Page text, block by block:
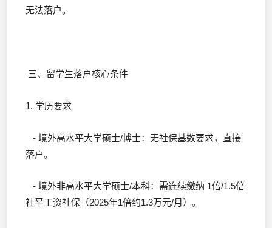
无法落户。
三、留学生落户核心条件
1. 学历要求
- 境外高水平大学硕士/博士：无社保基数要求，直接
落户。
- 境外非高水平大学硕士/本科：需连续缴纳 1倍/1.5倍
社平工资社保（2025年1倍约1.3万元/月）。